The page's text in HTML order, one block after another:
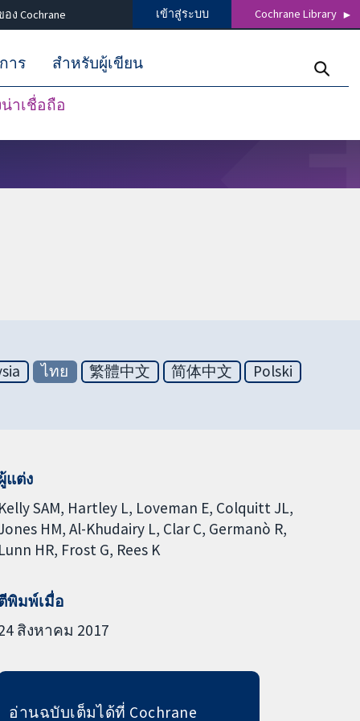
ง Cochrane เข้าสู่ระบบ Cochrane Library
าเชื่อถือ
าร สำหรับผู้เขียน
ไทย 繁體中文 简体中文
Polski
แต่ง
Kelly SAM Hartley L Loveman E Colquitt JL
HM Al-Khudairy L Clar C Germanò R
Lunn HR Frost G Rees K
พิมพ์เมื่อ
สิงหาคม 2017
อ่านฉบับเต็มได้ที่ Cochrane